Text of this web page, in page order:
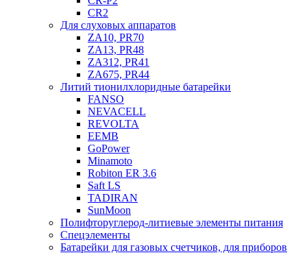
CR2
Для слуховых аппаратов
ZA10, PR70
ZA13, PR48
ZA312, PR41
ZA675, PR44
Литий тионилхлоридные батарейки
FANSO
NEVACELL
REVOLTA
EEMB
GoPower
Minamoto
Robiton ER 3.6
Saft LS
TADIRAN
SunMoon
Полифторуглерод-литиевые элементы питания
Спецэлементы
Батарейки для газовых счетчиков, для приборов